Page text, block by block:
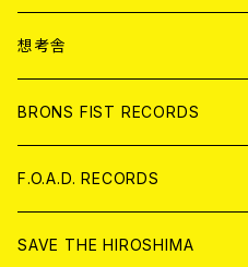
ANALOG
CD
アパレル
ANALOG
想考舎
BRONS FIST RECORDS
CD
ANALOG
F.O.A.D. RECORDS
CD
SAVE THE HIROSHIMA